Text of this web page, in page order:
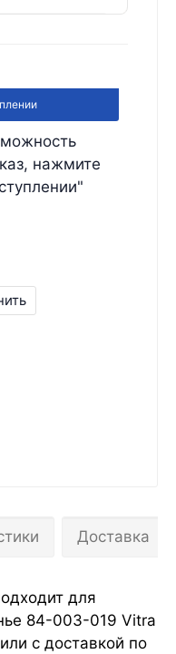
нажмите
Доставка
для
84-003-019 Vitra
с доставкой по